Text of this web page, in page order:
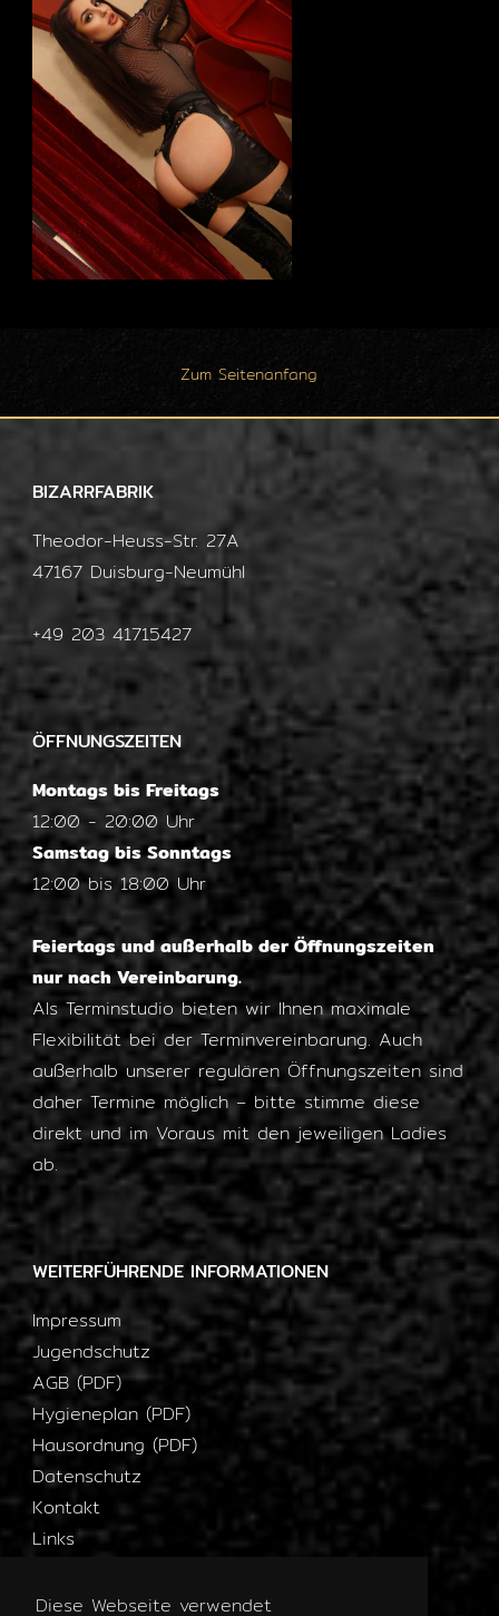
Diese Webseite verwendet
Zum Seitenanfang
BIZARRFABRIK
Theodor-Heuss-Str. 27A
47167 Duisburg-Neumühl
+49 203 41715427
ÖFFNUNGSZEITEN
Montags bis Freitags
12:00 - 20:00 Uhr
Samstag bis Sonntags
12:00 bis 18:00 Uhr
Feiertags und außerhalb der Öffnungszeiten
nur nach Vereinbarung.
Als Terminstudio bieten wir Ihnen maximale
Flexibilität bei der Terminvereinbarung. Auch
außerhalb unserer regulären Öffnungszeiten sind
daher Termine möglich – bitte stimme diese
direkt und im Voraus mit den jeweiligen Ladies
ab.
WEITERFÜHRENDE INFORMATIONEN
Impressum
Jugendschutz
AGB (PDF)
Hygieneplan (PDF)
Hausordnung (PDF)
Datenschutz
Kontakt
Links